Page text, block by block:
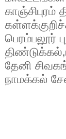
காஞ்சிபுரம்
பெரம்பலூர்
தேனி
நாமக்கல்